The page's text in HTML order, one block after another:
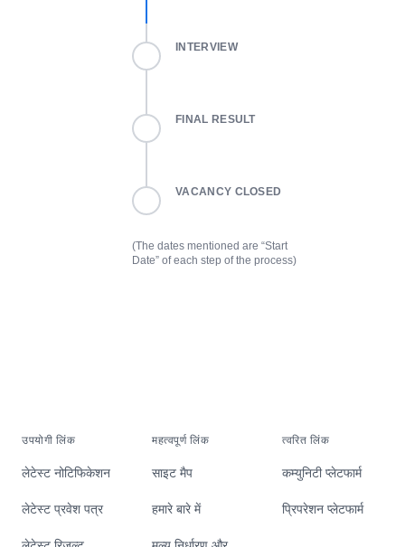
INTERVIEW
FINAL RESULT
VACANCY CLOSED
(The dates mentioned are “Start
Date” of each step of the process)
उपयोगी लिंक
लेटेस्ट नोटिफिकेशन
लेटेस्ट प्रवेश पत्र
महत्वपूर्ण लिंक
साइट मैप
हमारे बारे में
त्वरित लिंक
कम्युनिटी प्लेटफार्म
प्रिपरेशन प्लेटफार्म